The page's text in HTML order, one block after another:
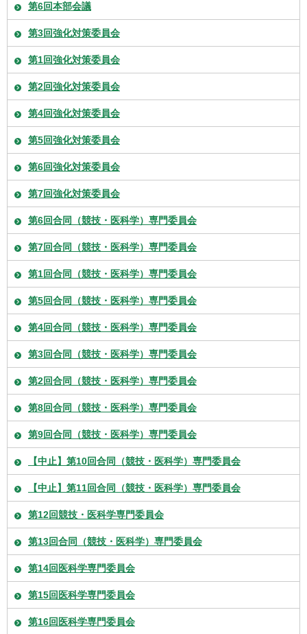
第6回本部会議
第3回強化対策委員会
第1回強化対策委員会
第2回強化対策委員会
第4回強化対策委員会
第5回強化対策委員会
第6回強化対策委員会
第7回強化対策委員会
第6回合同（競技・医科学）専門委員会
第7回合同（競技・医科学）専門委員会
第1回合同（競技・医科学）専門委員会
第5回合同（競技・医科学）専門委員会
第4回合同（競技・医科学）専門委員会
第3回合同（競技・医科学）専門委員会
第2回合同（競技・医科学）専門委員会
第8回合同（競技・医科学）専門委員会
第9回合同（競技・医科学）専門委員会
【中止】第10回合同（競技・医科学）専門委員会
【中止】第11回合同（競技・医科学）専門委員会
第12回競技・医科学専門委員会
第13回合同（競技・医科学）専門委員会
第14回医科学専門委員会
第15回医科学専門委員会
第16回医科学専門委員会